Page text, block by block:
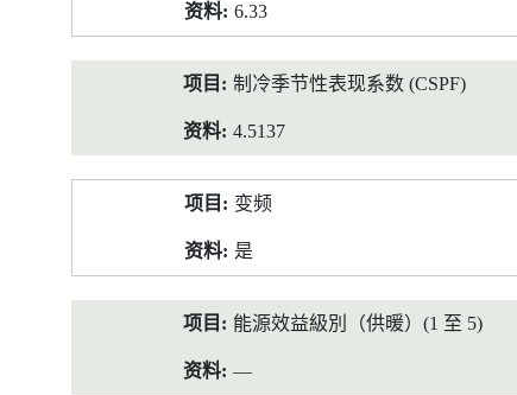
6.33
制冷季节性表现系数 (CSPF)
4.5137
变频
是
能源效益級別（供暖）(1 至 5)
—